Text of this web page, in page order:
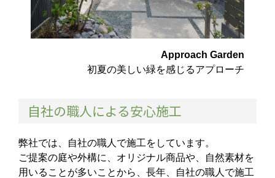
Approach Garden
初夏の美しい緑を感じるアプローチ
自社の職人による安心施工
弊社では、自社の職人で施工をしています。
ご提案の庭や外構に、オリジナル商品や、自然素材を
用いることが多いことから、長年、自社の職人で施工